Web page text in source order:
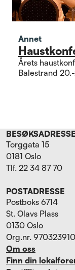
Annet
Årets
Balestrand
BESØKSADRESSE
Torggata 15
0181 Oslo
Tlf. 22 34 87 70
POSTADRESSE
Postboks 6714
St. Olavs Plass
0130 Oslo
Org.nr. 970323910
Om oss
Finn din